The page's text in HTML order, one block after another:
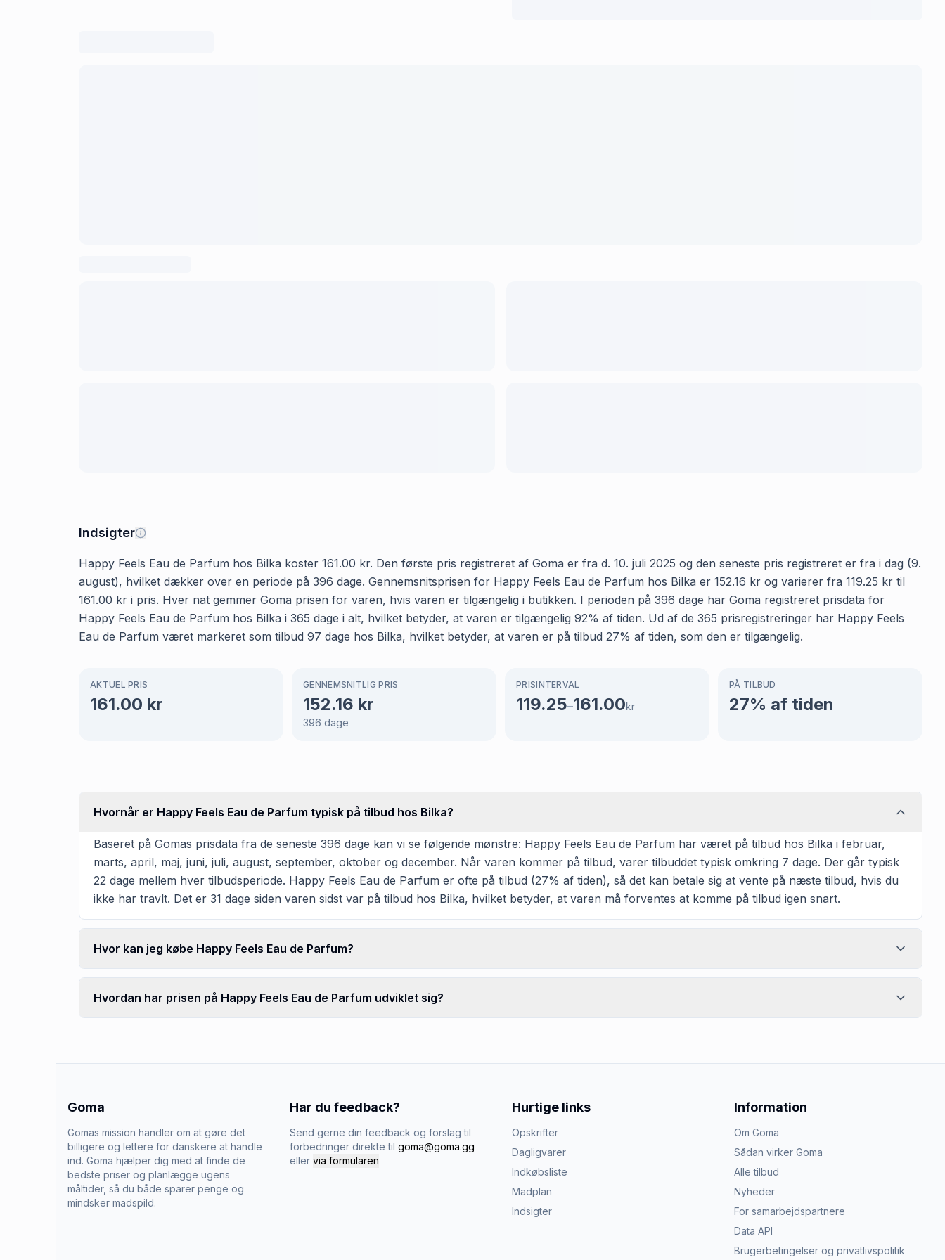
Indsigter
Happy Feels Eau de Parfum hos Bilka koster 161.00 kr. Den første pris registreret af Goma er fra d. 10. juli 2025 og den seneste pris registreret er fra i dag (9.
august), hvilket dækker over en periode på 396 dage. Gennemsnitsprisen for Happy Feels Eau de Parfum hos Bilka er 152.16 kr og varierer fra 119.25 kr til
161.00 kr i pris. Hver nat gemmer Goma prisen for varen, hvis varen er tilgængelig i butikken. I perioden på 396 dage har Goma registreret prisdata for
Happy Feels Eau de Parfum hos Bilka i 365 dage i alt, hvilket betyder, at varen er tilgængelig 92% af tiden. Ud af de 365 prisregistreringer har Happy Feels
Eau de Parfum været markeret som tilbud 97 dage hos Bilka, hvilket betyder, at varen er på tilbud 27% af tiden, som den er tilgængelig.
AKTUEL PRIS
161.00 kr
GENNEMSNITLIG PRIS
152.16 kr
396 dage
PRISINTERVAL
119.25–161.00kr
PÅ TILBUD
27% af tiden
Hvornår er Happy Feels Eau de Parfum typisk på tilbud hos Bilka?
Baseret på Gomas prisdata fra de seneste 396 dage kan vi se følgende mønstre: Happy Feels Eau de Parfum har været på tilbud hos Bilka i februar,
marts, april, maj, juni, juli, august, september, oktober og december. Når varen kommer på tilbud, varer tilbuddet typisk omkring 7 dage. Der går typisk
22 dage mellem hver tilbudsperiode. Happy Feels Eau de Parfum er ofte på tilbud (27% af tiden), så det kan betale sig at vente på næste tilbud, hvis du
ikke har travlt. Det er 31 dage siden varen sidst var på tilbud hos Bilka, hvilket betyder, at varen må forventes at komme på tilbud igen snart.
Hvor kan jeg købe Happy Feels Eau de Parfum?
Hvordan har prisen på Happy Feels Eau de Parfum udviklet sig?
Goma
Gomas mission handler om at gøre det
billigere og lettere for danskere at handle
ind. Goma hjælper dig med at finde de
bedste priser og planlægge ugens
måltider, så du både sparer penge og
mindsker madspild.
Har du feedback?
Send gerne din feedback og forslag til
forbedringer direkte til goma@goma.gg
eller via formularen
Hurtige links
Opskrifter
Dagligvarer
Indkøbsliste
Madplan
Indsigter
Information
Om Goma
Sådan virker Goma
Alle tilbud
Nyheder
For samarbejdspartnere
Data API
Brugerbetingelser og privatlivspolitik